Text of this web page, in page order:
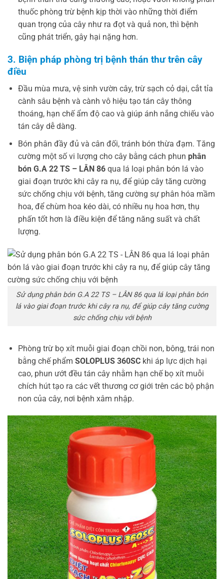
thuốc phòng trừ bệnh kịp thời vào những thời điểm
quan trọng của cây như ra đọt và quả non, thì bệnh
cũng phát triển, gây hại nặng hơn.
3. Biện pháp phòng trị bệnh thán thư trên cây
điều
Đầu mùa mưa, vệ sinh vườn cây, trừ sạch cỏ dại, cắt tỉa
cành sâu bệnh và cành vô hiệu tạo tán cây thông
thoáng, hạn chế ẩm độ cao và giúp ánh nắng chiếu vào
tán cây dễ dàng.
Bón phân đầy đủ và cân đối, tránh bón thừa đạm. Tăng
cường một số vi lượng cho cây bằng cách phun phân
bón G.A 22 TS – LÂN 86qua lá loại phân bón lá vào
giai đoạn trước khi cây ra nụ, để giúp cây tăng cường
sức chống chịu với bệnh, tăng cường sự phân hóa mầm
hoa, để chùm hoa kéo dài, có nhiều nụ hoa hơn, thụ
phấn tốt hơn là điều kiện để tăng năng suất và chất
lượng.
Sử dụng phân bón G.A 22 TS – LÂN 86 qua lá loại phân bón
lá vào giai đoạn trước khi cây ra nụ, để giúp cây tăng cường
sức chống chịu với bệnh
Phòng trừ bọ xít muỗi giai đoạn chồi non, bông, trái non
bằng chế phẩm SOLOPLUS 360SCkhi áp lực dịch hại
cao, phun ướt đều tán cây nhằm hạn chế bọ xít muỗi
chích hút tạo ra các vết thương cơ giới trên các bộ phận
non của cây, nơi bệnh xâm nhập.